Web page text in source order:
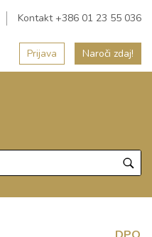
Kontakt +386 01 23 55 036
Prijava Naroči zdaj!